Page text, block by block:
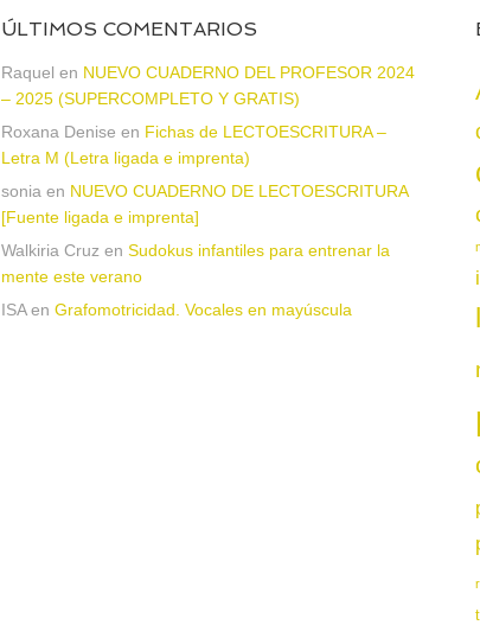
ÚLTIMOS COMENTARIOS
Raquel en NUEVO CUADERNO DEL PROFESOR 2024
– 2025 (SUPERCOMPLETO Y GRATIS)
Roxana Denise en Fichas de LECTOESCRITURA –
Letra M (Letra ligada e imprenta)
sonia en NUEVO CUADERNO DE LECTOESCRITURA
[Fuente ligada e imprenta]
Walkiria Cruz en Sudokus infantiles para entrenar la
mente este verano
ISAen Grafomotricidad. Vocales en mayúscula